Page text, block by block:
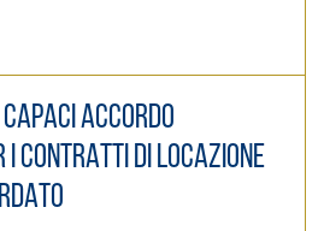
ACCORDO
I CONTRATTI DI LOCAZIONE